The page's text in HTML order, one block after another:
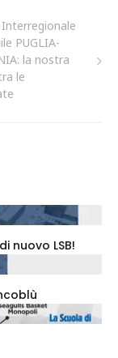
Interregionale
PUGLIA-
la nostra
le
nuovo LSB!